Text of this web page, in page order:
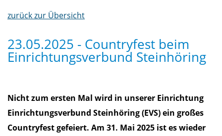
zurück zur Übersicht
23.05.2025 - Countryfest beim
Einrichtungsverbund Steinhöring
Nicht zum ersten Mal wird in unserer Einrichtung
Einrichtungsverbund Steinhöring (EVS) ein großes
Countryfest gefeiert. Am 31. Mai 2025 ist es wieder